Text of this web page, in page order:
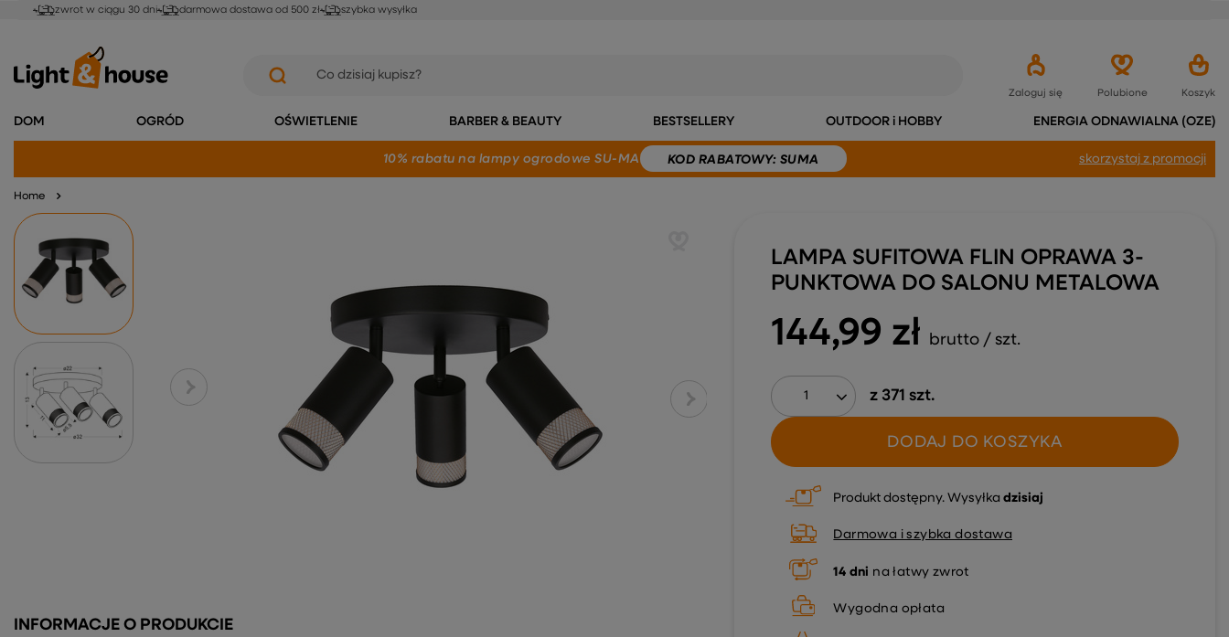
zwrot w ciągu 30 dni darmowa dostawa od 500 zł szybka wysyłka
Zaloguj się Polubione Koszyk
DOM OGRÓD OŚWIETLENIE BARBER & BEAUTY BESTSELLERY OUTDOOR i HOBBY ENERGIA ODNAWIALNA (OZE)
10% rabatu na lampy ogrodowe SU-MA KOD RABATOWY: SUMA skorzystaj z promocji
Home
144,99 zł brutto / szt.
z 371szt.
DODAJ DO KOSZYKA
LAMPA SUFITOWA FLIN OPRAWA 3-
PUNKTOWA DO SALONU METALOWA
Produkt dostępny Wysyłkadzisiaj
Darmowa i szybka dostawa
14 dni na łatwy zwrot
Wygodna opłata
INFORMACJE O PRODUKCIE